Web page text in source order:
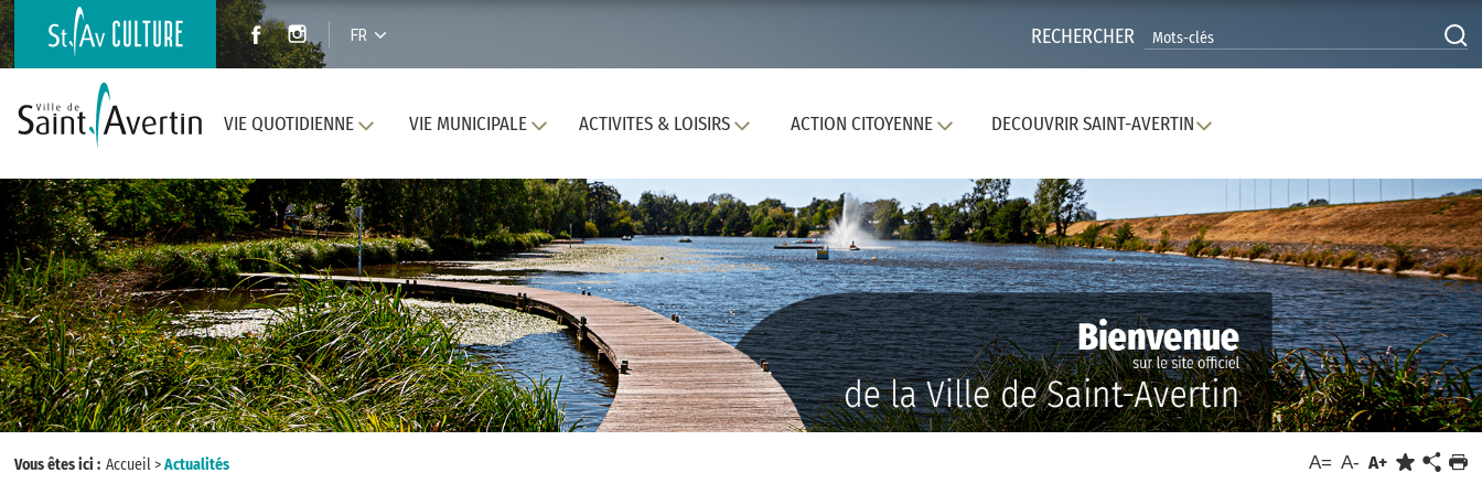
FR RECHERCHER
VIE QUOTIDIENNE VIE MUNICIPALE ACTIVITES & LOISIRS ACTION CITOYENNE DECOUVRIR SAINT-AVERTIN
Vous êtes ici : Accueil>Actualités A= A- A+